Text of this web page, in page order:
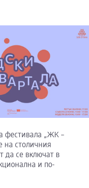
фестивала „ЖК –
на столичния
да се включат в
и по-